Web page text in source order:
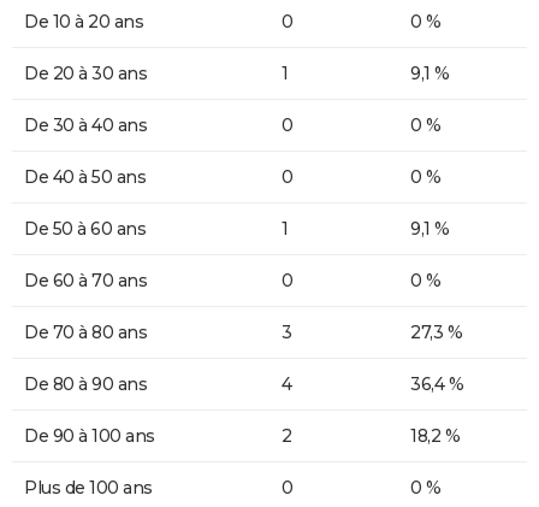
De 10 à 20 ans 0 0 %
De 20 à 30 ans 1 9,1 %
De 30 à 40 ans 0 0 %
De 40 à 50 ans 0 0 %
De 50 à 60 ans 1 9,1 %
De 60 à 70 ans 0 0 %
De 70 à 80 ans 3 27,3 %
De 80 à 90 ans 4 36,4 %
De 90 à 100 ans 2 18,2 %
Plus de 100 ans 0 0 %